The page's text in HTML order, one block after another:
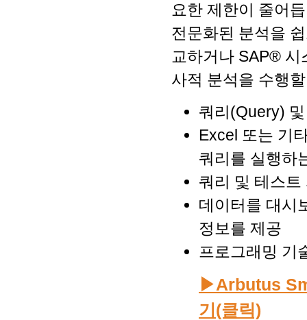
요한 제한이 줄어
전문화된 분석을
교하거나 SAP®
사적 분석을 수행
쿼리(Query)
Excel 또는 기
쿼리를 실행하
쿼리 및 테스트
데이터를 대시
정보를 제공
프로그래밍 기
▶Arbutus
기(클릭)